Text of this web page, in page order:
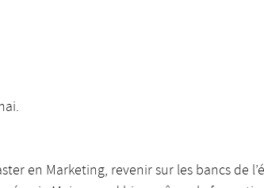
en Marketing, revenir sur les bancs de